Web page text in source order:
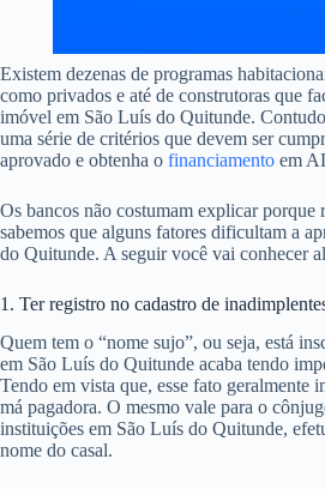
Existem dezenas de programas
como privados e até de construtoras que
imóvel em São Luís do Quitunde.
uma série de critérios que devem ser
aprovado e obtenha o financiamento em
Os bancos não costumam explicar porque
sabemos que alguns fatores dificultam a
do Quitunde. A seguir você vai conhecer
1. Ter registro no cadastro de
Quem tem o “nome sujo”, ou seja, está
em São Luís do Quitunde acaba tendo
Tendo em vista que, esse fato geralmente
má pagadora. O mesmo vale para o
instituições em São Luís do Quitunde,
nome do casal.